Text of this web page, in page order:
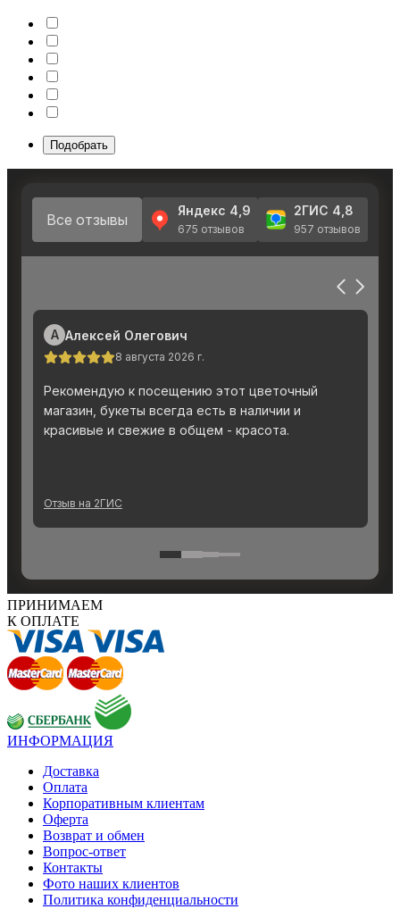
Подобрать
ПРИНИМАЕМ
К ОПЛАТЕ
ИНФОРМАЦИЯ
Доставка
Оплата
Корпоративным клиентам
Оферта
Возврат и обмен
Вопрос-ответ
Контакты
Фото наших клиентов
Политика конфиденциальности